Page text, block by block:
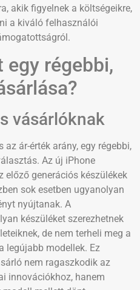
akik figyelnek a költségeikre,
a kiváló felhasználói
régebbi,
vásárlóknak
ár-érték arány, egy régebbi,
Az új iPhone
előző generációs készülékek
sok esetben ugyanolyan
nyújtanak. A
készüléket szerezhetnek
de nem terheli meg a
legújabb modellek. Ez
nem ragaszkodik az
innovációkhoz, hanem